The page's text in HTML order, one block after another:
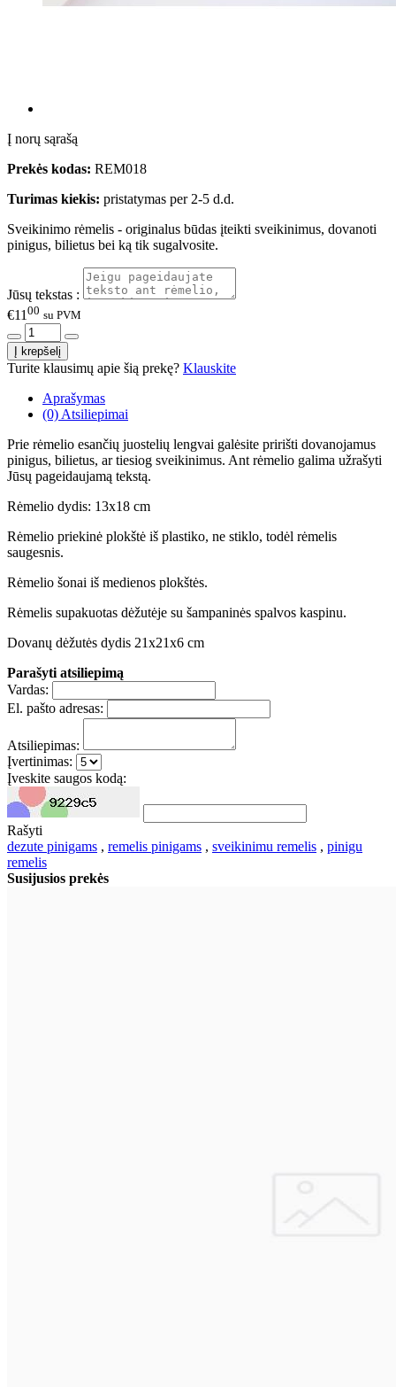
Į norų sąrašą
Prekės kodas: REM018
Turimas kiekis: pristatymas per 2-5 d.d.
Sveikinimo rėmelis - originalus būdas įteikti sveikinimus, dovanoti
pinigus, bilietus bei ką tik sugalvosite.
Jūsų tekstas :
€11 00 su PVM
Turite klausimų apie šią prekę? Klauskite
Aprašymas
(0) Atsiliepimai
Prie rėmelio esančių juostelių lengvai galėsite pririšti dovanojamus
pinigus, bilietus, ar tiesiog sveikinimus. Ant rėmelio galima užrašyti
Jūsų pageidaujamą tekstą.
Rėmelio dydis: 13x18 cm
Rėmelio priekinė plokštė iš plastiko, ne stiklo, todėl rėmelis
saugesnis.
Rėmelio šonai iš medienos plokštės.
Rėmelis supakuotas dėžutėje su šampaninės spalvos kaspinu.
Dovanų dėžutės dydis 21x21x6 cm
Parašyti atsiliepimą
Vardas:
El. pašto adresas:
Atsiliepimas:
Įvertinimas:
Įveskite saugos kodą:
Rašyti
dezute pinigams , remelis pinigams , sveikinimu remelis , pinigu
remelis
Susijusios prekės